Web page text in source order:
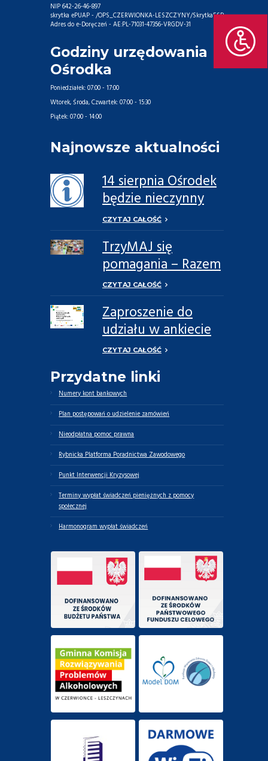
NIP 642-26-46-897
skrytka ePUAP - /OPS_CZERWIONKA-LESZCZYNY/SkrytkaESP
Adres do e-Doręczeń - AE:PL-71031-47356-VRGDV-31
Godziny urzędowania
Ośrodka
Poniedziałek:07:00 - 17:00
Wtorek, Środa, Czwartek:07:00 - 15:30
Piątek:07:00 - 14:00
Najnowsze aktualności
14 sierpnia Ośrodek
będzie nieczynny
CZYTAJ CAŁOŚĆ
TrzyMAJ się
pomagania – Razem
Możemy Więcej
CZYTAJ CAŁOŚĆ
Zaproszenie do
udziału w ankiecie
dotyczącej potrzeb
opiekunów
faktycznych oraz
osób zależnych
CZYTAJ CAŁOŚĆ
Przydatne linki
Numery kont bankowych
Plan postępowań o udzielenie zamówień
Nieodpłatna pomoc prawna
Rybnicka Platforma Poradnictwa Zawodowego
Punkt Interwencji Kryzysowej
Terminy wypłat świadczeń pieniężnych z pomocy
społecznej
Harmonogram wypłat świadczeń